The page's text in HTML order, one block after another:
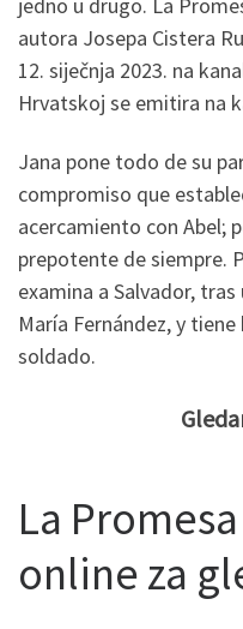
autora Josepa Cistera
12. siječnja 2023. na
Hrvatskoj se emitira na
Jana pone todo de su
compromiso que
acercamiento con Abel;
prepotente de siempre.
examina a Salvador,
María Fernández, y
soldado.
La
online za